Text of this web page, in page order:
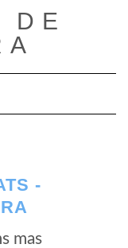
DE
de navegación
-
mas